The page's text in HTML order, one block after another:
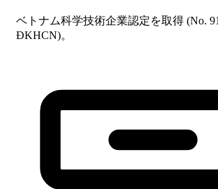
ベトナム科学技術企業認定を取得 (No.
ĐKHCN)。